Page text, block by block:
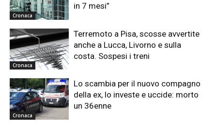
Cronaca
in 7 mesi”
Cronaca
Terremoto a Pisa, scosse avvertite
anche a Lucca, Livorno e sulla
costa. Sospesi i treni
Cronaca
Lo scambia per il nuovo compagno
della ex, lo investe e uccide: morto
un 36enne